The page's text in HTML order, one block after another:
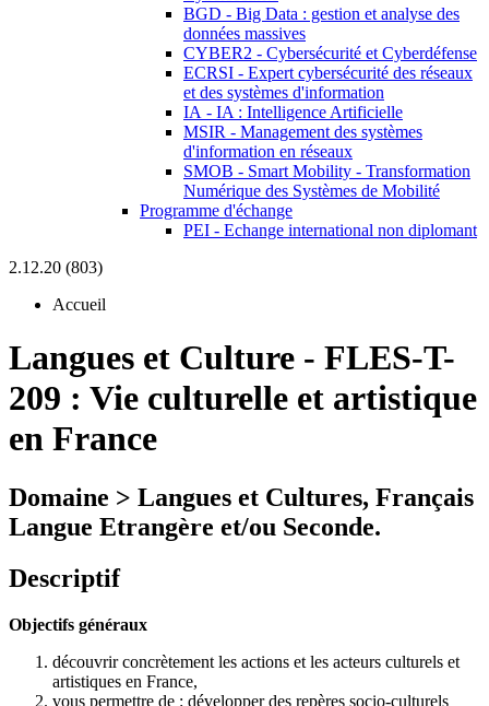
BGD - Big Data : gestion et analyse des
données massives
CYBER2 - Cybersécurité et Cyberdéfense
ECRSI - Expert cybersécurité des réseaux
et des systèmes d'information
IA - IA : Intelligence Artificielle
MSIR - Management des systèmes
d'information en réseaux
SMOB - Smart Mobility - Transformation
Numérique des Systèmes de Mobilité
Programme d'échange
PEI - Echange international non diplomant
2.12.20 (803)
Accueil
Langues et Culture - FLES-T-
209 : Vie culturelle et artistique
en France
Domaine > Langues et Cultures, Français
Langue Etrangère et/ou Seconde.
Descriptif
Objectifs généraux
découvrir concrètement les actions et les acteurs culturels et
artistiques en France,
vous permettre de : développer des repères socio-culturels